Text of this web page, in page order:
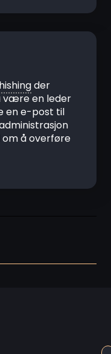
der
være en leder
en e-post til
å overføre